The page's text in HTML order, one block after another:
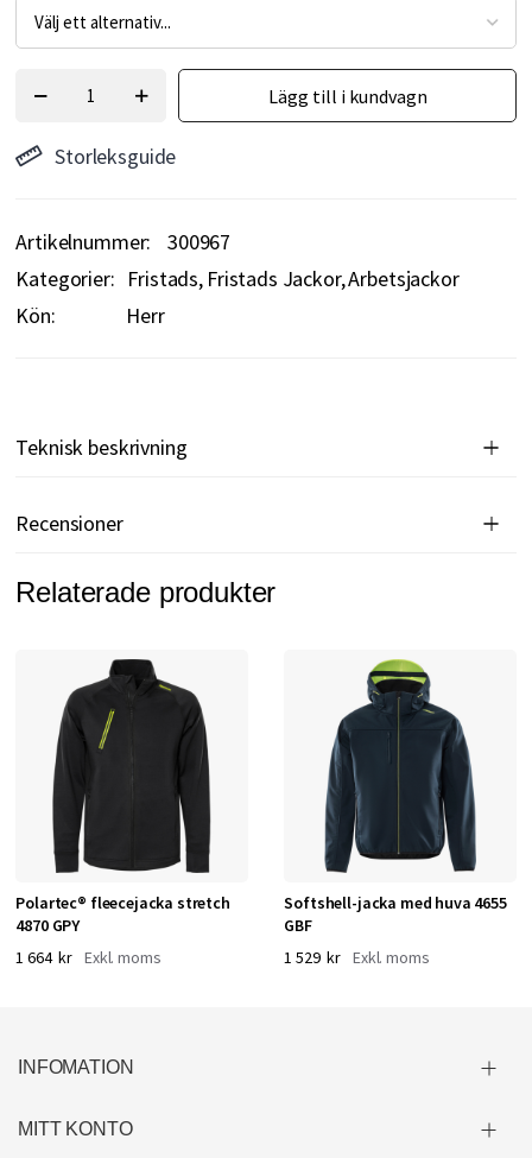
Lägg till i kundvagn
Storleksguide
Artikelnummer
300967
Kategorier: Fristads Fristads Jackor Arbetsjackor
Kön:
Herr
Teknisk beskrivning
Recensioner
Relaterade produkter
Polartec® fleecejacka stretch
4870 GPY
1 664 kr
Softshell-jacka med huva 4655
GBF
1 529 kr
INFOMATION
MITT KONTO